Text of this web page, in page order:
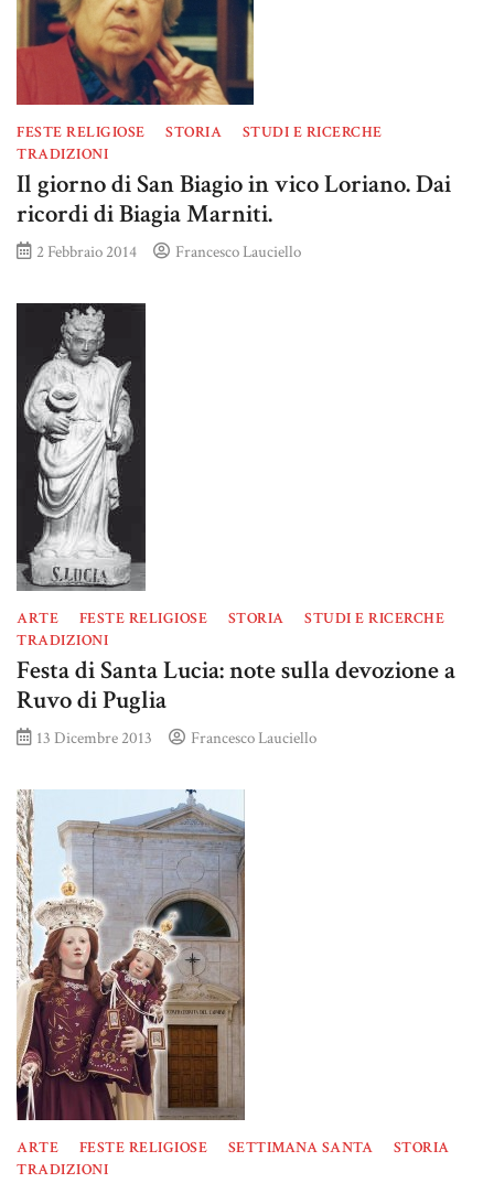
FESTE RELIGIOSE STORIA
STUDI E RICERCHE
TRADIZIONI
Il giorno di San Biagio in vico Loriano. Dai
ricordi di Biagia Marniti.
2 Febbraio 2014 Francesco Lauciello
ARTE FESTE RELIGIOSE STORIA
STUDI E RICERCHE
TRADIZIONI
Festa di Santa Lucia: note sulla devozione a
Ruvo di Puglia
13 Dicembre 2013 Francesco Lauciello
ARTE FESTE RELIGIOSE SETTIMANA SANTA
STORIA
TRADIZIONI